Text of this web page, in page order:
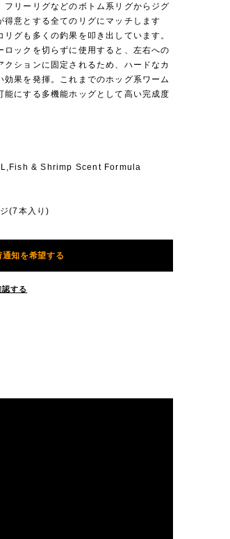
リーリグなどのボトム系リグからジグ
得意とする全てのリグにマッチします
グも多くの釣果を叩き出しています。
ロックを切らずに使用すると、左右への
ションに固定されるため、ハードなカ
果を発揮。これまでのホッグ系ワーム
にする多機能ホッグとして高い完成度
& Shrimp Scent Formula
(7本入り)
通知を希望する
する